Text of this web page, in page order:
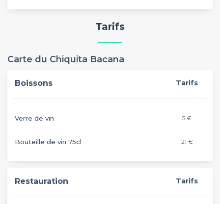
Tarifs
Carte du Chiquita Bacana
Boissons Tarifs
Verre de vin 5 €
Bouteille de vin 75cl 21 €
Restauration Tarifs